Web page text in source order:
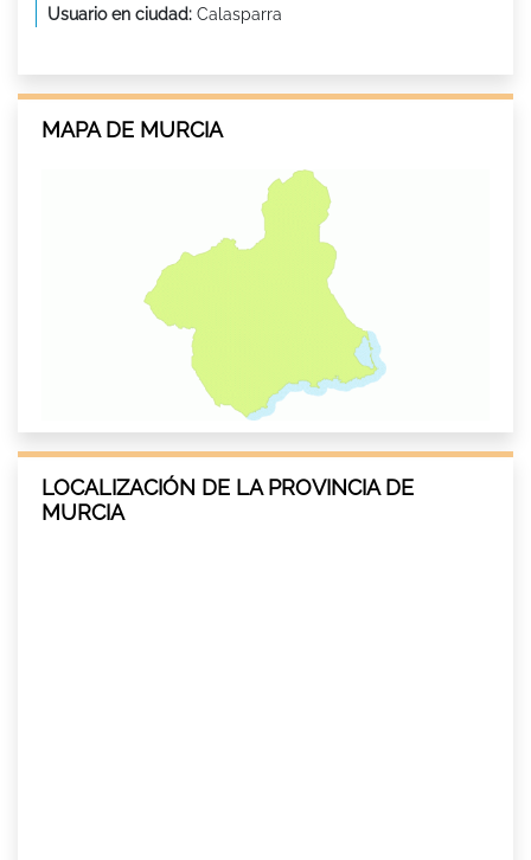
Usuario en ciudad: Calasparra
MAPA DE MURCIA
LOCALIZACIÓN DE LA PROVINCIA DE
MURCIA